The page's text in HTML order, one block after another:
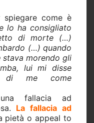
spiegare come è
lo ha consigliato
di morte (…)
(…) quando
stava morendo gli
lui mi disse
di me come
fallacia ad
La fallacia ad
pietà o appeal to